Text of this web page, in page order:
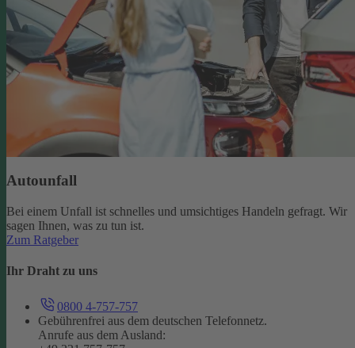
Autounfall
Bei einem Unfall ist schnelles und umsichtiges Handeln gefragt. Wir
sagen Ihnen, was zu tun ist.
Zum Ratgeber
Ihr Draht zu uns
0800 4-757-757
Gebührenfrei aus dem deutschen Telefonnetz.
Anrufe aus dem Ausland: